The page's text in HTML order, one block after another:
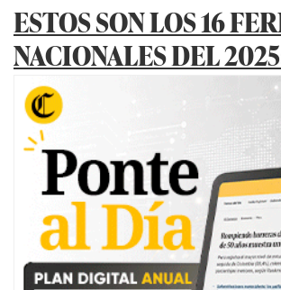
ESTOS SON LOS 16
NACIONALES DEL